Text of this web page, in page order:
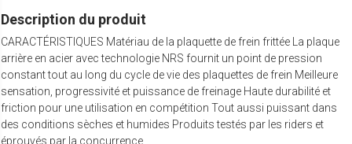
Description du produit
CARACTÉRISTIQUES Matériau de la plaquette de frein frittée La plaque
arrière en acier avec technologie NRS fournit un point de pression
constant tout au long du cycle de vie des plaquettes de frein Meilleure
sensation, progressivité et puissance de freinage Haute durabilité et
friction pour une utilisation en compétition Tout aussi puissant dans
des conditions sèches et humides Produits testés par les riders et
éprouvés par la concurrence